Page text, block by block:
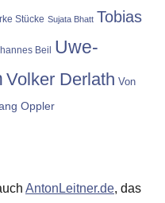
Stücke Sujata Bhatt Tobias
Beil Uwe-
Volker Derlath Von
Oppler
AntonLeitner.de, das